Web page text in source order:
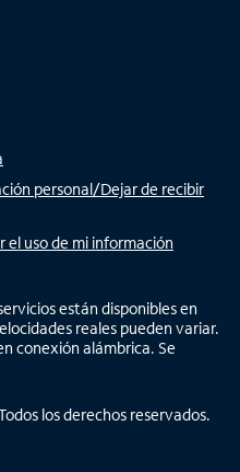
personal/Dejar de recibir
el uso de mi información
están disponibles en
reales pueden variar.
conexión alámbrica. Se
los derechos reservados.